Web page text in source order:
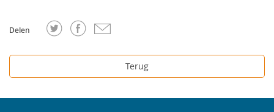
Delen
Terug